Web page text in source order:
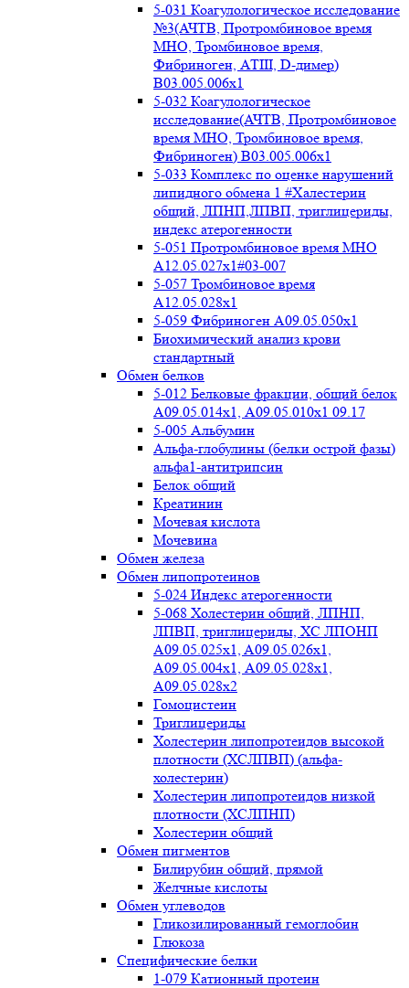
5-031 Коагулологическое исследование
№3(АЧТВ, Протромбиновое время
МНО, Тромбиновое время,
Фибриноген, АТIII, D-димер)
B03.005.006x1
5-032 Коагулологическое
исследование(АЧТВ, Протромбиновое
время МНО, Тромбиновое время,
Фибриноген) B03.005.006x1
5-033 Комплекс по оценке нарушений
липидного обмена 1 #Халестерин
общий, ЛПНП,ЛПВП, триглицериды,
индекс атерогенности
5-051 Протромбиновое время МНО
А12.05.027x1#03-007
5-057 Тромбиновое время
А12.05.028x1
5-059 Фибриноген А09.05.050x1
Биохимический анализ крови
стандартный
Обмен белков
5-012 Белковые фракции, общий белок
А09.05.014х1, А09.05.010х1 09.17
5-005 Альбумин
Альфа-глобулины (белки острой фазы)
альфа1-антитрипсин
Белок общий
Креатинин
Мочевая кислота
Мочевина
Обмен железа
Обмен липопротеинов
5-024 Индекс атерогенности
5-068 Холестерин общий, ЛПНП,
ЛПВП, триглицериды, ХС ЛПОНП
А09.05.025x1, A09.05.026х1,
А09.05.004х1, А09.05.028х1,
А09.05.028х2
Гомоцистеин
Триглицериды
Холестерин липопротеидов высокой
плотности (ХСЛПВП) (альфа-
холестерин)
Холестерин липопротеидов низкой
плотности (ХСЛПНП)
Холестерин общий
Обмен пигментов
Билирубин общий, прямой
Желчные кислоты
Обмен углеводов
Гликозилированный гемоглобин
Глюкоза
Специфические белки
1-079 Катионный протеин